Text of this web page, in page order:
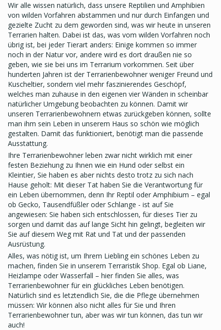
Wir alle wissen natürlich, dass unsere Reptilien und Amphibien
von wilden Vorfahren abstammen und nur durch Einfangen und
gezielte Zucht zu dem geworden sind, was wir heute in unseren
Terrarien halten. Dabei ist das, was vom wilden Vorfahren noch
übrig ist, bei jeder Tierart anders: Einige kommen so immer
noch in der Natur vor, andere wird es dort draußen nie so
geben, wie sie bei uns im Terrarium vorkommen. Seit über
hunderten Jahren ist der Terrarienbewohner weniger Freund und
Kuscheltier, sondern viel mehr faszinierendes Geschöpf,
welches man zuhause in den eigenen vier Wänden in scheinbar
natürlicher Umgebung beobachten zu können. Damit wir
unseren Terrarienbewohnern etwas zurückgeben können, sollte
man ihm sein Leben in unserem Haus so schön wie möglich
gestalten. Damit das funktioniert, benötigt man die passende
Ausstattung.
Ihre Terrarienbewohner leben zwar nicht wirklich mit einer
festen Beziehung zu Ihnen wie ein Hund oder selbst ein
Kleintier, Sie haben es aber nichts desto trotz zu sich nach
Hause geholt: Mit dieser Tat haben Sie die Verantwortung für
ein Leben übernommen, denn Ihr Reptil oder Amphibium – egal
ob Gecko, Tausendfüßler oder Schlange - ist auf Sie
angewiesen: Sie haben sich entschlossen, für dieses Tier zu
sorgen und damit das auf lange Sicht hin gelingt, begleiten wir
Sie auf diesem Weg mit Rat und Tat und der passenden
Ausrüstung.
Alles, was nötig ist, um Ihrem Liebling ein schönes Leben zu
machen, finden Sie in unserem Terraristik Shop. Egal ob Liane,
Heizlampe oder Wasserfall – hier finden Sie alles, was
Terrarienbewohner für ein glückliches Leben benötigen.
Natürlich sind es letztendlich Sie, die die Pflege übernehmen
müssen: Wir können also nicht alles für Sie und Ihren
Terrarienbewohner tun, aber was wir tun können, das tun wir
auch!